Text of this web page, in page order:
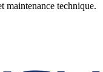
maintenance technique.